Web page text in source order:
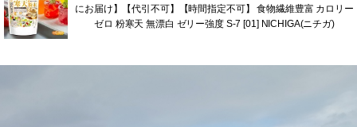
にお届け】【代引不可】【時間指定不可】 食物繊維豊富 カロリー
ゼロ 粉寒天 無漂白 ゼリー強度 S-7 [01] NICHIGA(ニチガ)